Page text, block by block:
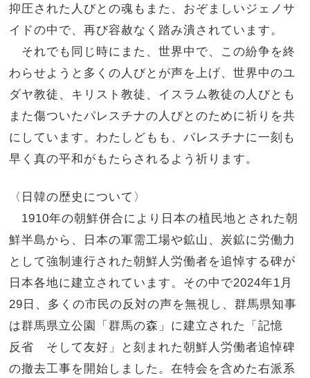
抑圧された人びとの魂もまた、おぞましいジェノサ
イドの中で、再び容赦なく踏み潰されています。
それでも同じ時にまた、世界中で、この紛争を終
わらせようと多くの人びとが声を上げ、世界中のユ
ダヤ教徒、キリスト教徒、イスラム教徒の人びとも
また傷ついたパレスチナの人びとのために祈りを共
にしています。わたしどもも、パレスチナに一刻も
早く真の平和がもたらされるよう祈ります。
〈日韓の歴史について〉
1910年の朝鮮併合により日本の植民地とされた朝
鮮半島から、日本の軍需工場や鉱山、炭鉱に労働力
として強制連行された朝鮮人労働者を追悼する碑が
日本各地に建立されています。その中で2024年1 月
29 日、多くの市民の反対の声を無視し、群馬県知事
は群馬県立公園「群馬の森」に建立された「記憶
反省 そして友好」と刻まれた朝鮮人労働者追悼碑
の撤去工事を開始しました。在特会を含めた右派系